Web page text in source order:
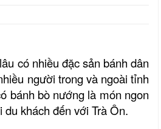
có nhiều đặc sản bánh dân
người trong và ngoài tỉnh
bánh bò nướng là món ngon
du khách đến với Trà Ôn.